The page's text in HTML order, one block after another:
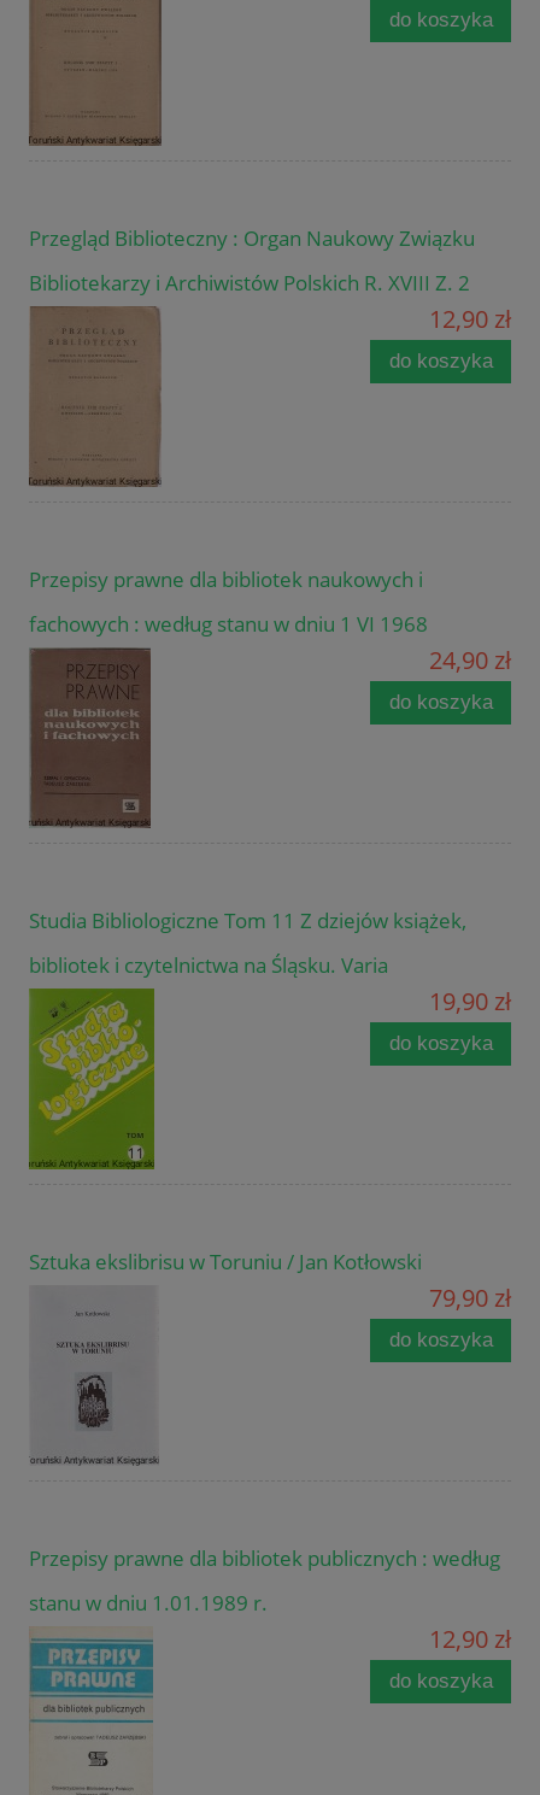
do koszyka
Przegląd Biblioteczny : Organ Naukowy Związku
Bibliotekarzy i Archiwistów Polskich R. XVIII Z. 2
12,90 zł
do koszyka
Przepisy prawne dla bibliotek naukowych i
fachowych : według stanu w dniu 1 VI 1968
24,90 zł
do koszyka
Studia Bibliologiczne Tom 11 Z dziejów książek,
bibliotek i czytelnictwa na Śląsku. Varia
19,90 zł
do koszyka
Sztuka ekslibrisu w Toruniu / Jan Kotłowski
79,90 zł
do koszyka
Przepisy prawne dla bibliotek publicznych : według
stanu w dniu 1.01.1989 r.
12,90 zł
do koszyka